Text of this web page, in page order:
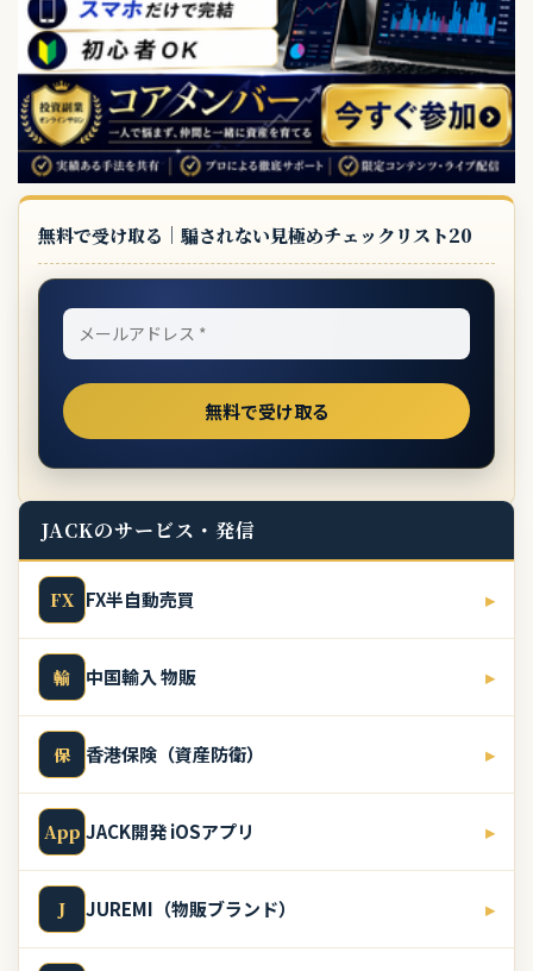
無料で受け取る｜騙されない見極めチェックリスト20
JACKのサービス・発信
FX FX半自動売買 ▸
輸 中国輸入 物販 ▸
保 香港保険（資産防衛） ▸
App JACK開発 iOSアプリ ▸
J JUREMI（物販ブランド） ▸